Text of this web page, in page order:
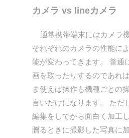
カメラ vs lineカメラ
通常携帯端末にはカメラ
それぞれのカメラの性能に
能が変わってきます。 普通
画を取ったりするのであれ
ま使えば操作も機種ごとの
言いだけになります。 ただ
編集をしてから面白く加工
贈るときに撮影した写真に